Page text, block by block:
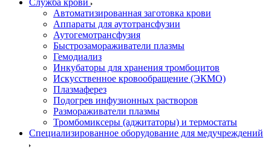
Служба крови
Автоматизированная заготовка крови
Аппараты для аутотрансфузии
Аутогемотрансфузия
Быстрозамораживатели плазмы
Гемодиализ
Инкубаторы для хранения тромбоцитов
Искусственное кровообращение (ЭКМО)
Плазмаферез
Подогрев инфузионных растворов
Размораживатели плазмы
Тромбомиксеры (аджитаторы) и термостаты
Специализированное оборудование для медучреждений